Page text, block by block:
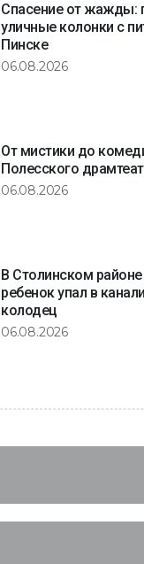
Спасение от жажды:
уличные колонки с
Пинске
06.08.2026
От мистики до
Полесского
06.08.2026
В Столинском
ребенок упал в
колодец
06.08.2026